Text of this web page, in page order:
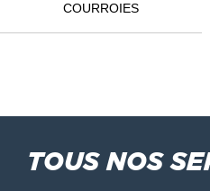
COURROIES
TOUS NOS